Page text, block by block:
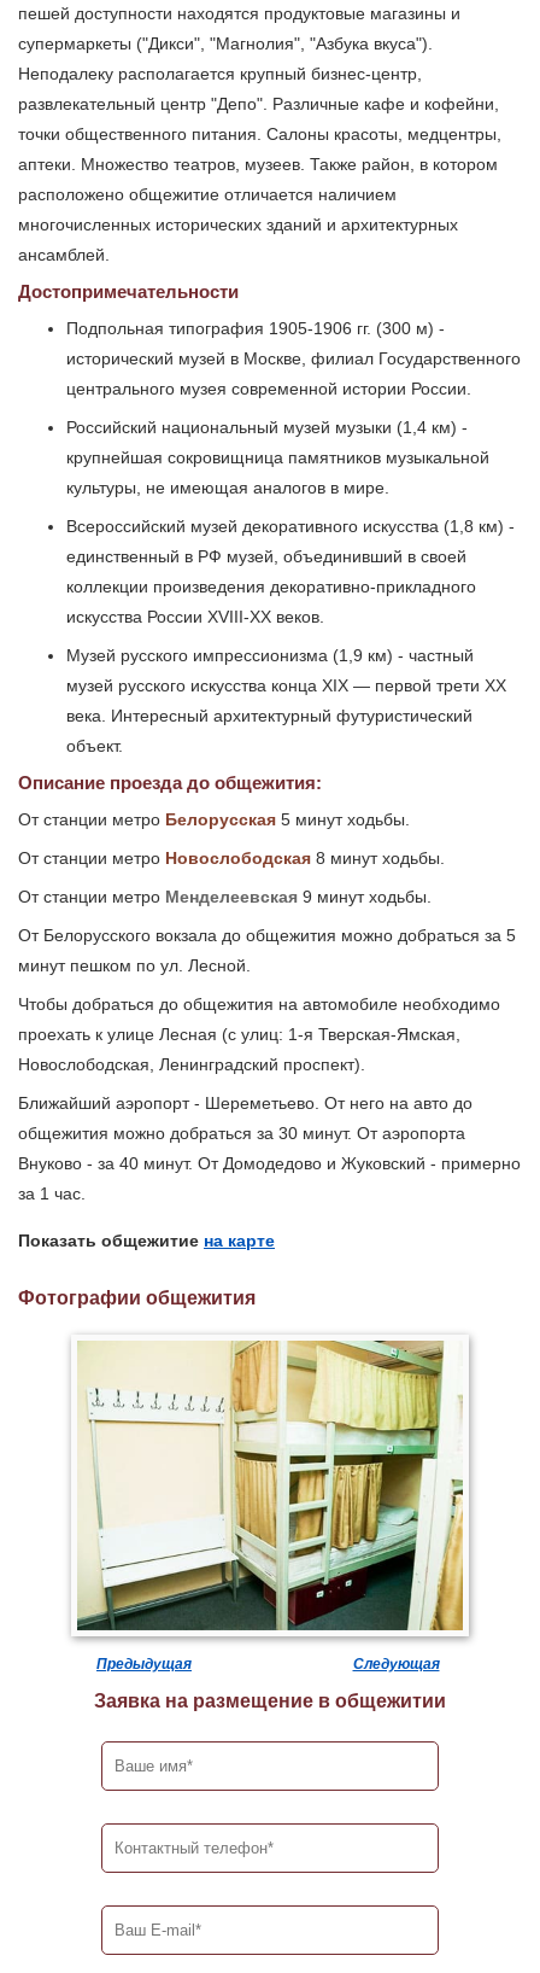
пешей доступности находятся продуктовые магазины и
супермаркеты ("Дикси", "Магнолия", "Азбука вкуса").
Неподалеку располагается крупный бизнес-центр,
развлекательный центр "Депо". Различные кафе и кофейни,
точки общественного питания. Салоны красоты, медцентры,
аптеки. Множество театров, музеев. Также район, в котором
расположено общежитие отличается наличием
многочисленных исторических зданий и архитектурных
ансамблей.
Достопримечательности
Подпольная типография 1905-1906 гг. (300 м) -
исторический музей в Москве, филиал Государственного
центрального музея современной истории России.
Российский национальный музей музыки (1,4 км) -
крупнейшая сокровищница памятников музыкальной
культуры, не имеющая аналогов в мире.
Всероссийский музей декоративного искусства (1,8 км) -
единственный в РФ музей, объединивший в своей
коллекции произведения декоративно-прикладного
искусства России XVIII-XX веков.
Музей русского импрессионизма (1,9 км) - частный
музей русского искусства конца XIX — первой трети XX
века. Интересный архитектурный футуристический
объект.
Описание проезда до общежития:
От станции метро Белорусская 5 минут ходьбы.
От станции метро Новослободская 8 минут ходьбы.
От станции метро Менделеевская 9 минут ходьбы.
От Белорусского вокзала до общежития можно добраться за 5
минут пешком по ул. Лесной.
Чтобы добраться до общежития на автомобиле необходимо
проехать к улице Лесная (с улиц: 1-я Тверская-Ямская,
Новослободская, Ленинградский проспект).
Ближайший аэропорт - Шереметьево. От него на авто до
общежития можно добраться за 30 минут. От аэропорта
Внуково - за 40 минут. От Домодедово и Жуковский - примерно
за 1 час.
Показать общежитие на карте
Фотографии общежития
Предыдущая Следующая
Заявка на размещение в общежитии